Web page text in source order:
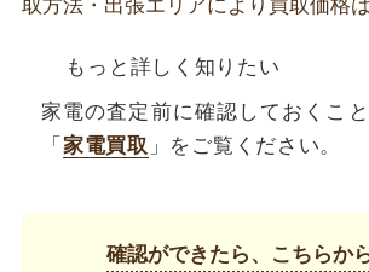
取方法・出張エリアにより買取価格
もっと詳しく知りたい
家電の査定前に確認しておくこ
「 家電買取 」をご覧ください。
確認ができたら、こちらか